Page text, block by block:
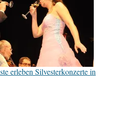
erleben Silvesterkonzerte in